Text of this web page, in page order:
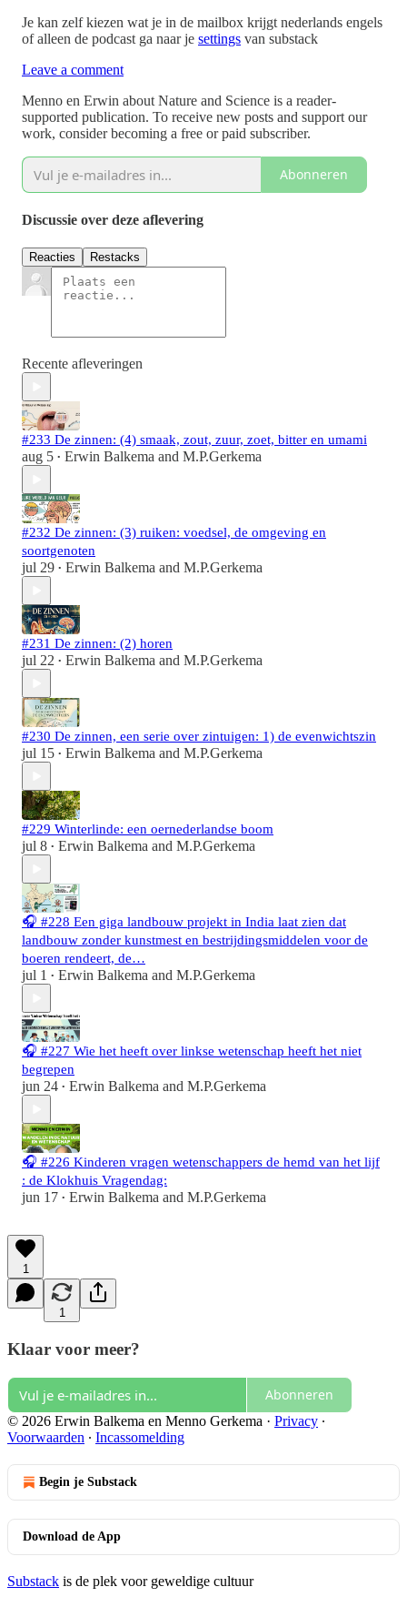
Je kan zelf kiezen wat je in de mailbox krijgt nederlands engels
of alleen de podcast ga naar je settings van substack
Leave a comment
Menno en Erwin about Nature and Science is a reader-
supported publication. To receive new posts and support our
work, consider becoming a free or paid subscriber.
Abonneren
Discussie over deze aflevering
Reacties Restacks
Recente afleveringen
#233 De zinnen: (4) smaak, zout, zuur, zoet, bitter en umami
aug 5 • Erwin Balkema and M.P.Gerkema
#232 De zinnen: (3) ruiken: voedsel, de omgeving en
soortgenoten
jul 29 • Erwin Balkema and M.P.Gerkema
#231 De zinnen: (2) horen
jul 22 • Erwin Balkema and M.P.Gerkema
#230 De zinnen, een serie over zintuigen: 1) de evenwichtszin
jul 15 • Erwin Balkema and M.P.Gerkema
#229 Winterlinde: een oernederlandse boom
jul 8 • Erwin Balkema and M.P.Gerkema
🎧 #228 Een giga landbouw projekt in India laat zien dat
landbouw zonder kunstmest en bestrijdingsmiddelen voor de
boeren rendeert, de…
jul 1 • Erwin Balkema and M.P.Gerkema
🎧 #227 Wie het heeft over linkse wetenschap heeft het niet
begrepen
jun 24 • Erwin Balkema and M.P.Gerkema
🎧 #226 Kinderen vragen wetenschappers de hemd van het lijf
: de Klokhuis Vragendag:
jun 17 • Erwin Balkema and M.P.Gerkema
1
1
Klaar voor meer?
Abonneren
© 2026 Erwin Balkema en Menno Gerkema · Privacy ∙
Voorwaarden ∙ Incassomelding
Begin je Substack
Download de App
Substack is de plek voor geweldige cultuur